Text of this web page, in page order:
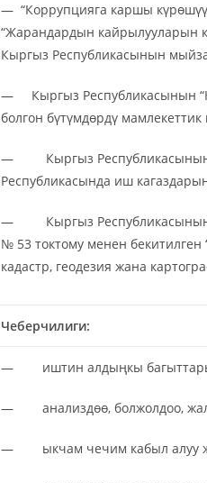
— “Коррупцияга каршы күрөшүү
“Жарандардын кайрылууларын
Кыргыз Республикасынын
— Кыргыз Республикасынын
болгон бүтүмдөрдү
— Кыргыз Республикасынын
Республикасында иш
— Кыргыз
№ 53 токтому менен
кадастр, геодезия жана
Чеберчилиги:
— иштин алдыңкы багыттарын
— анализдөө, болжолдоо,
— ыкчам чечим кабыл алуу